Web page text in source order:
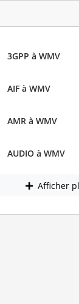
3GPP à WMV
AIF à WMV
AMR à WMV
AUDIO à WMV
Afficher